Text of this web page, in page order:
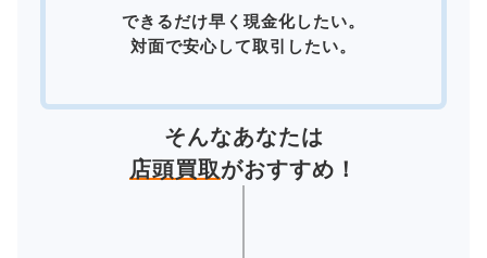
できるだけ早く現金化したい。
対面で安心して取引したい。
そんなあなたは
店頭買取がおすすめ！